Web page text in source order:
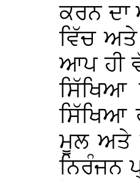
ਕਰਨ ਦਾ
ਵਿੱਚ ਅਤੇ
ਆਪ ਹੀ
ਸਿੱਖਿਆ
ਸਿੱਖਿਆ
ਮੂਲ ਅਤੇ
ਨਿਰੰਜਨ